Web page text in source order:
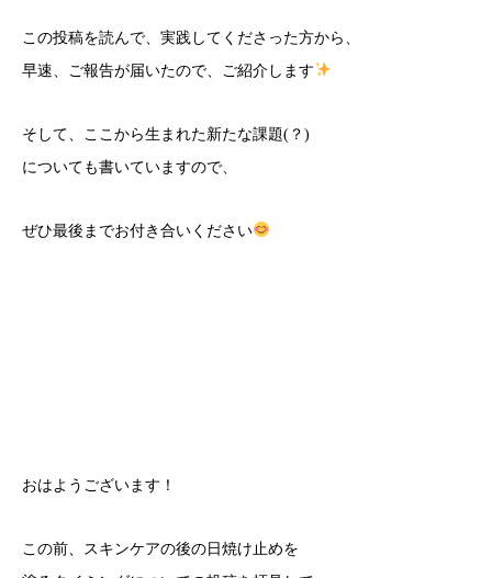
この投稿を読んで、実践してくださった方から、
早速、ご報告が届いたので、ご紹介します
そして、ここから生まれた新たな課題(？)
についても書いていますので、
ぜひ最後までお付き合いください
おはようございます！
この前、スキンケアの後の日焼け止めを